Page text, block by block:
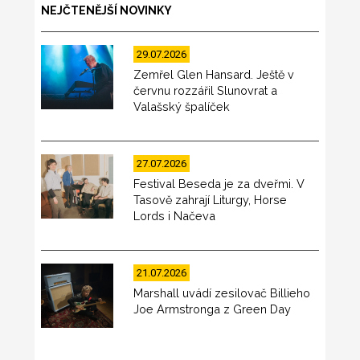
NEJČTENĚJŠÍ NOVINKY
29.07.2026
Zemřel Glen Hansard. Ještě v
červnu rozzářil Slunovrat a
Valašský špalíček
27.07.2026
Festival Beseda je za dveřmi. V
Tasově zahrají Liturgy, Horse
Lords i Načeva
21.07.2026
Marshall uvádí zesilovač Billieho
Joe Armstronga z Green Day